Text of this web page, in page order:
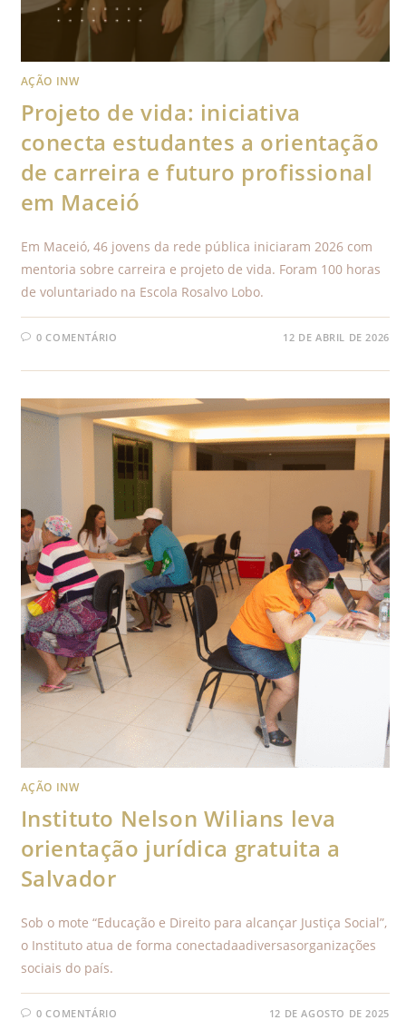
AÇÃO INW
Projeto de vida: iniciativa
conecta estudantes a orientação
de carreira e futuro profissional
em Maceió
Em Maceió, 46 jovens da rede pública iniciaram 2026 com
mentoria sobre carreira e projeto de vida. Foram 100 horas
de voluntariado na Escola Rosalvo Lobo.
0 COMENTÁRIO 12 DE ABRIL DE 2026
AÇÃO INW
Instituto Nelson Wilians leva
orientação jurídica gratuita a
Salvador
Sob o mote “Educação e Direito para alcançar Justiça Social”,
o Instituto atua de forma conectadaadiversasorganizações
sociais do país.
0 COMENTÁRIO 12 DE AGOSTO DE 2025